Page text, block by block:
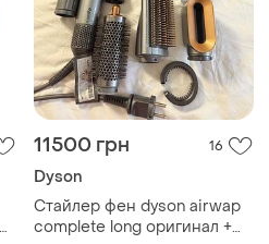
11500 грн 16
Dyson
Стайлер фен dyson airwap
complete long оригинал +